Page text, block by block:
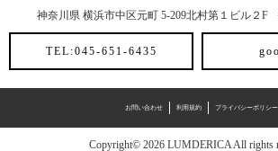
30代におすすめメニュー (6記事)
ヘアカラー (3記事)
神奈川県 横浜市中区元町 5-209北村第１ビル２F
TEL:045-651-6435
お問い合わせ 利用規約 プライバシーポリシー
Copyright© 2026 LUMDERICA All rights